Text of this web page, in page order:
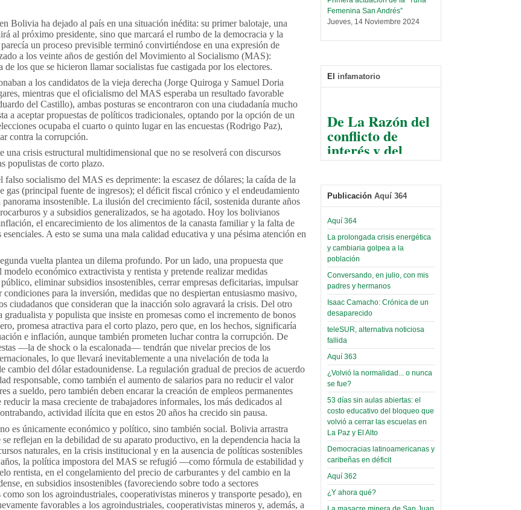
Bolivia ha dejado al país en una situación inédita: su primer balotaje, una
al próximo presidente, sino que marcará el rumbo de la democracia y la
un proceso previsible terminó convirtiéndose en una expresión de
a los veinte años de gestión del Movimiento al Socialismo (MAS):
los que se hicieron llamar socialistas fue castigada por los electores.
a los candidatos de la vieja derecha (Jorge Quiroga y Samuel Doria
mientras que el oficialismo del MAS esperaba un resultado favorable
del Castillo), ambas posturas se encontraron con una ciudadanía mucho
a aceptar propuestas de políticos tradicionales, optando por la opción de un
ocupaba el cuarto o quinto lugar en las encuestas (Rodrigo Paz),
contra la corrupción.
una crisis estructural multidimensional que no se resolverá con discursos
populistas de corto plazo.
falso socialismo del MAS es deprimente: la escasez de dólares; la caída de la
gas (principal fuente de ingresos); el déficit fiscal crónico y el endeudamiento
insostenible. La ilusión del crecimiento fácil, sostenida durante años
y a subsidios generalizados, se ha agotado. Hoy los bolivianos
el encarecimiento de los alimentos de la canasta familiar y la falta de
A esto se suma una mala calidad educativa y una pésima atención en
vuelta plantea un dilema profundo. Por un lado, una propuesta que
modelo económico extractivista y rentista y pretende realizar medidas
eliminar subsidios insostenibles, cerrar empresas deficitarias, impulsar
para la inversión, medidas que no despiertan entusiasmo masivo,
ciudadanos que consideran que la inacción solo agravará la crisis. Del otro
gradualista y populista que insiste en promesas como el incremento de bonos
promesa atractiva para el corto plazo, pero que, en los hechos, significaría
e inflación, aunque también prometen luchar contra la corrupción. De
—la de shock o la escalonada— tendrán que nivelar precios de los
lo que llevará inevitablemente a una nivelación de toda la
cambio del dólar estadounidense. La regulación gradual de precios de acuerdo
responsable, como también el aumento de salarios para no reducir el valor
a sueldo, pero también deben encarar la creación de empleos permanentes
la masa creciente de trabajadores informales, los más dedicados al
actividad ilícita que en estos 20 años ha crecido sin pausa.
es únicamente económico y político, sino también social. Bolivia arrastra
reflejan en la debilidad de su aparato productivo, en la dependencia hacia la
naturales, en la crisis institucional y en la ausencia de políticas sostenibles
la política impostora del MAS se refugió —como fórmula de estabilidad y
rentista, en el congelamiento del precio de carburantes y del cambio en la
en subsidios insostenibles (favoreciendo sobre todo a sectores
son los agroindustriales, cooperativistas mineros y transporte pesado), en
favorables a los agroindustriales, cooperativistas mineros y, además, a
Femenina San Andrés”
Jueves, 14 Noviembre 2024
Leer Más...
tráfico de personas
Sábado, 14 Septiembre 2024
taller de software estadístico en
la UMSA
Sábado, 14 Septiembre 2024
certificados por apoyo al
Séptimo Encuentro de
Sábado, 14 Octubre 2023
Leer Más...
Trabajo Social de la UMSA
volverá a las urnas para elegir a
su directora
Sábado, 14 Octubre 2023
Leer Más...
Candidatos del MAS se
presentarán en la UMSA
Jueves, 14 Septiembre 2023
Leer Más...
Carrera de Geografía realiza
Segundo Congreso Nacional
Viernes, 14 Octubre 2022
Leer Más...
Docentes y estudiantes de
Trabajo Social de la UMSA
elegirán directora
Viernes, 14 Octubre 2022
Leer Más...
“Tuna Femenina San Andrés”
toca y canta con coraje
El infamatorio
De La Razón del
conflicto de
interés y del
razonable arte
y esconder la
mano
El Infamatorio
Jueves, 10 Diciembre 2020
Read more...
Infierno Covid
parte VI:
Gabinete de
Áñez se atribuye
construcción de
hospitales
prefabricados en
la que no tuvo
participación;
más de 24 horas
después rectifica
parcialmente
El Infamatorio
Miércoles, 09 Diciembre 2020
Read more...
Interpretación
de un álbum de
Publicación Aquí 364
Aquí 364
La prolongada crisis energética
y cambiaria golpea a la
población
Conversando, en julio, con mis
padres y hermanos
Isaac Camacho: Crónica de un
desaparecido
teleSUR, alternativa noticiosa
fallida
Aquí 363
¿Volvió la normalidad... o nunca
se fue?
53 días sin aulas abiertas: el
costo educativo del bloqueo que
volvió a cerrar las escuelas en
La Paz y El Alto
Democracias latinoamericanas y
caribeñas en déficit
Aquí 362
¿Y ahora qué?